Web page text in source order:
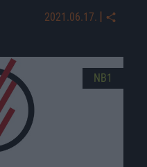
2021.06.17. |
NB1